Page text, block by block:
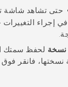
حتى تشاهد شاشة
إجراء
لحفظ سمتك
فانقر فوق